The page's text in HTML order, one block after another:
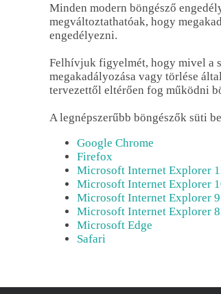
Minden modern böngésző
megváltoztathatóak, hogy
engedélyezni.
Felhívjuk figyelmét, hogy mivel a
megakadályozása vagy törlése
tervezettől eltérően fog működni
A legnépszerűbb böngészők süti
Google Chrome
Firefox
Microsoft Internet Explorer
Microsoft Internet Explorer
Microsoft Internet Explorer 9
Microsoft Internet Explorer 8
Microsoft Edge
Safari